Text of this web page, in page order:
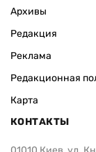
Архивы
Редакция
Реклама
Редакционная
Карта
КОНТАКТЫ